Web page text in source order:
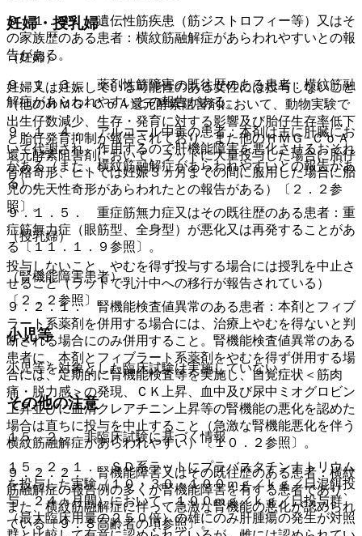
妊婦・授乳婦
（妊婦）
妊婦又は妊娠している可能性のある女性には投与しないこと
（他のＨＭＧ−ＣｏＡ還元酵素阻害剤において、動物実験で
出生仔数減少、生存・発育に対する影響及び胎仔生存率低下
と胎仔発育抑制が報告されており、また他のＨＭＧ−ＣｏＡ
還元酵素阻害剤において、ラットに大量投与した場合に胎仔
骨格奇形、ヒトでは妊娠３ヵ月までの間に服用した場合に胎
児の先天性奇形があらわれたとの報告がある）〔２．２参
照〕。
（授乳婦）
投与しないこと、やむを得ず投与する場合には授乳を中止さ
せること（ラットで乳汁中への移行が報告されている）
〔２．２参照〕。
小児等
小児等を対象とした臨床試験は実施していない。
その他の注意
１５．２． 非臨床試験に基づく情報
１５．２．１． ＳＤ系ラットにプラバスタチンナトリウム
を投与した実験（１０・３０・１００ｍｇ／ｋｇ／日混餌投
与 ２４ヵ月間）において、１００ｍｇ／ｋｇ／日投与群
（最大臨床用量の２５０倍）の雄にのみ肝腫瘍の発生が対照
９．１．２． 遺伝性筋疾患（筋ジストロフィー等）又はそ
の家族歴のある患者：横紋筋融解症があらわれやすいとの報
告がある。
９．１．３． 薬剤性筋障害の既往歴のある患者：横紋筋融
解症があらわれやすいとの報告がある。
９．１．４． アルコール中毒の患者：本剤は主に肝臓にお
いて代謝され、作用するので肝機能障害を悪化させるおそれ
がある（また、横紋筋融解症があらわれやすいとの報告があ
る）。
９．１．５． 重症筋無力症又はその既往歴のある患者：重
症筋無力症（眼筋型、全身型）が悪化又は再発することがあ
る〔１１．１．９参照〕。
（腎機能障害患者）
９．２．１． 腎機能検査値異常のある患者：本剤とフィブ
ラート系薬剤を併用する場合には、治療上やむを得ないと判
断される場合にのみ併用すること。腎機能検査値異常のある
患者に、本剤とフィブラート系薬剤をやむを得ず併用する場
合には、定期的に腎機能検査等を実施し、自覚症状＜筋肉
痛・脱力感＞の発現、ＣＫ上昇、血中及び尿中ミオグロビン
上昇並びに血清クレアチニン上昇等の腎機能の悪化を認めた
場合は直ちに投与を中止すること（急激な腎機能悪化を伴う
横紋筋融解症があらわれやすい）〔１０．２参照〕。
９．２．２． 腎機能障害又はその既往歴のある患者：横紋
筋融解症の報告例の多くが腎機能障害を有する患者であり、
また、横紋筋融解症に伴って急激な腎機能の悪化が認められ
ている〔９．８高齢者の項参照〕。